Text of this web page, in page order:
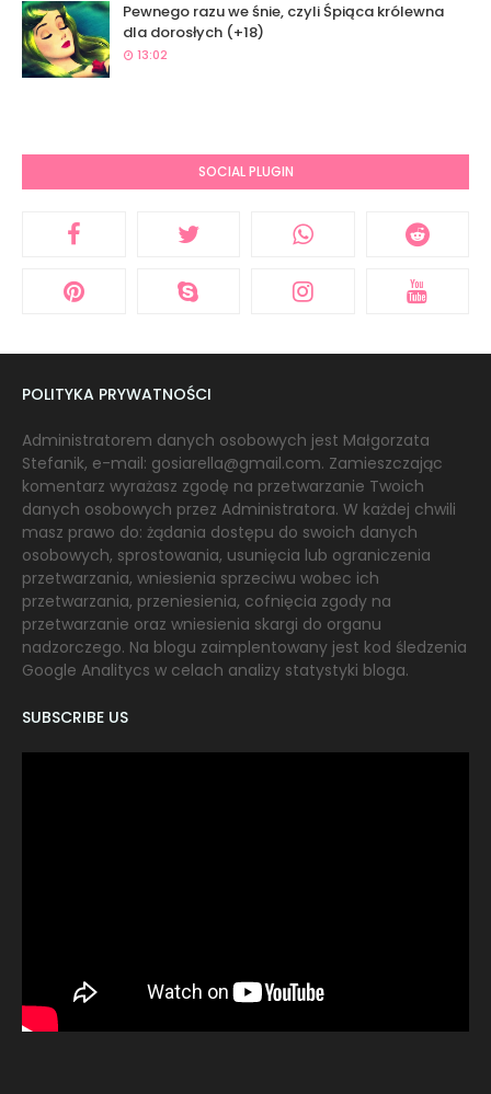
Pewnego razu we śnie, czyli Śpiąca królewna
dla dorosłych (+18)
13:02
SOCIAL PLUGIN
POLITYKA PRYWATNOŚCI
Administratorem danych osobowych jest Małgorzata
Stefanik, e-mail: gosiarella@gmail.com. Zamieszczając
komentarz wyrażasz zgodę na przetwarzanie Twoich
danych osobowych przez Administratora. W każdej chwili
masz prawo do: żądania dostępu do swoich danych
osobowych, sprostowania, usunięcia lub ograniczenia
przetwarzania, wniesienia sprzeciwu wobec ich
przetwarzania, przeniesienia, cofnięcia zgody na
przetwarzanie oraz wniesienia skargi do organu
nadzorczego. Na blogu zaimplentowany jest kod śledzenia
Google Analitycs w celach analizy statystyki bloga.
SUBSCRIBE US